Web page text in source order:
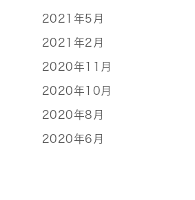
2021年5月
2021年2月
2020年11月
2020年10月
2020年8月
2020年6月